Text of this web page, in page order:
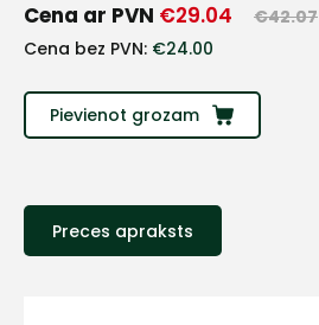
Cena ar PVN €29.04 €42.07
Cena bez PVN: €24.00
Pievienot grozam
Preces apraksts
+